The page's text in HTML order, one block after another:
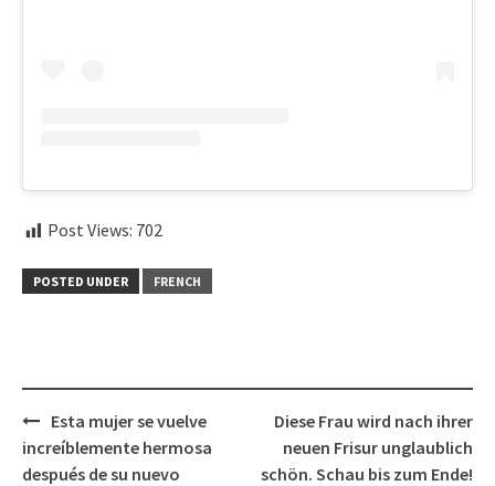
Post Views: 702
POSTED UNDER FRENCH
Post
navigation
Esta mujer se vuelve
increíblemente hermosa
después de su nuevo
Diese Frau wird nach ihrer
neuen Frisur unglaublich
schön. Schau bis zum Ende!